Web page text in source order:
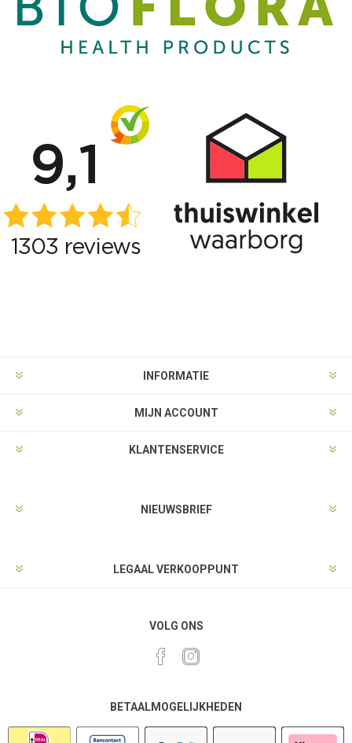
INFORMATIE
MIJN ACCOUNT
KLANTENSERVICE
NIEUWSBRIEF
LEGAAL VERKOOPPUNT
VOLG ONS
BETAALMOGELIJKHEDEN